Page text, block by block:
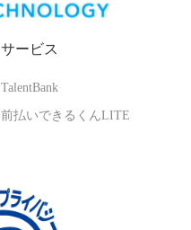
サービス
TalentBank
前払いできるくんLITE